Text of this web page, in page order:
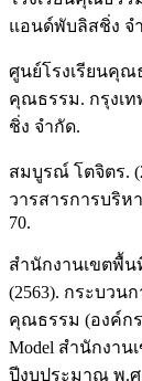
แอนด์พับลิสชิ่ง จ
ศูนย์โรงเรียนคุณ
คุณธรรม. กรุงเ
ชิ่ง จำกัด.
สมบูรณ์ โตจิตร.
วารสารการบริห
70.
สำนักงานเขตพื้
(2563). กระบว
คุณธรรม (องค์ก
Model สำนักงา
ปีงบประมาณ พ.ศ